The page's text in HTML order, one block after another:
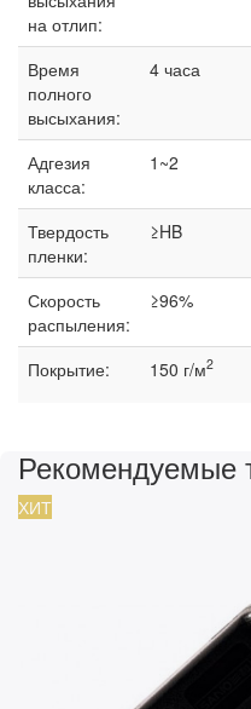
на отлип:
Время
полного
высыхания:
4 часа
Адгезия
класса:
1~2
Твердость
пленки:
≥HB
Скорость
распыления:
≥96%
Покрытие: 150 г/м2
Рекомендуемые
ХИТ